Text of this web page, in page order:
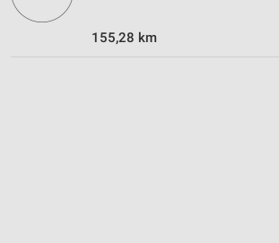
155,28 km
Erstellung von Profilen für personalisierte